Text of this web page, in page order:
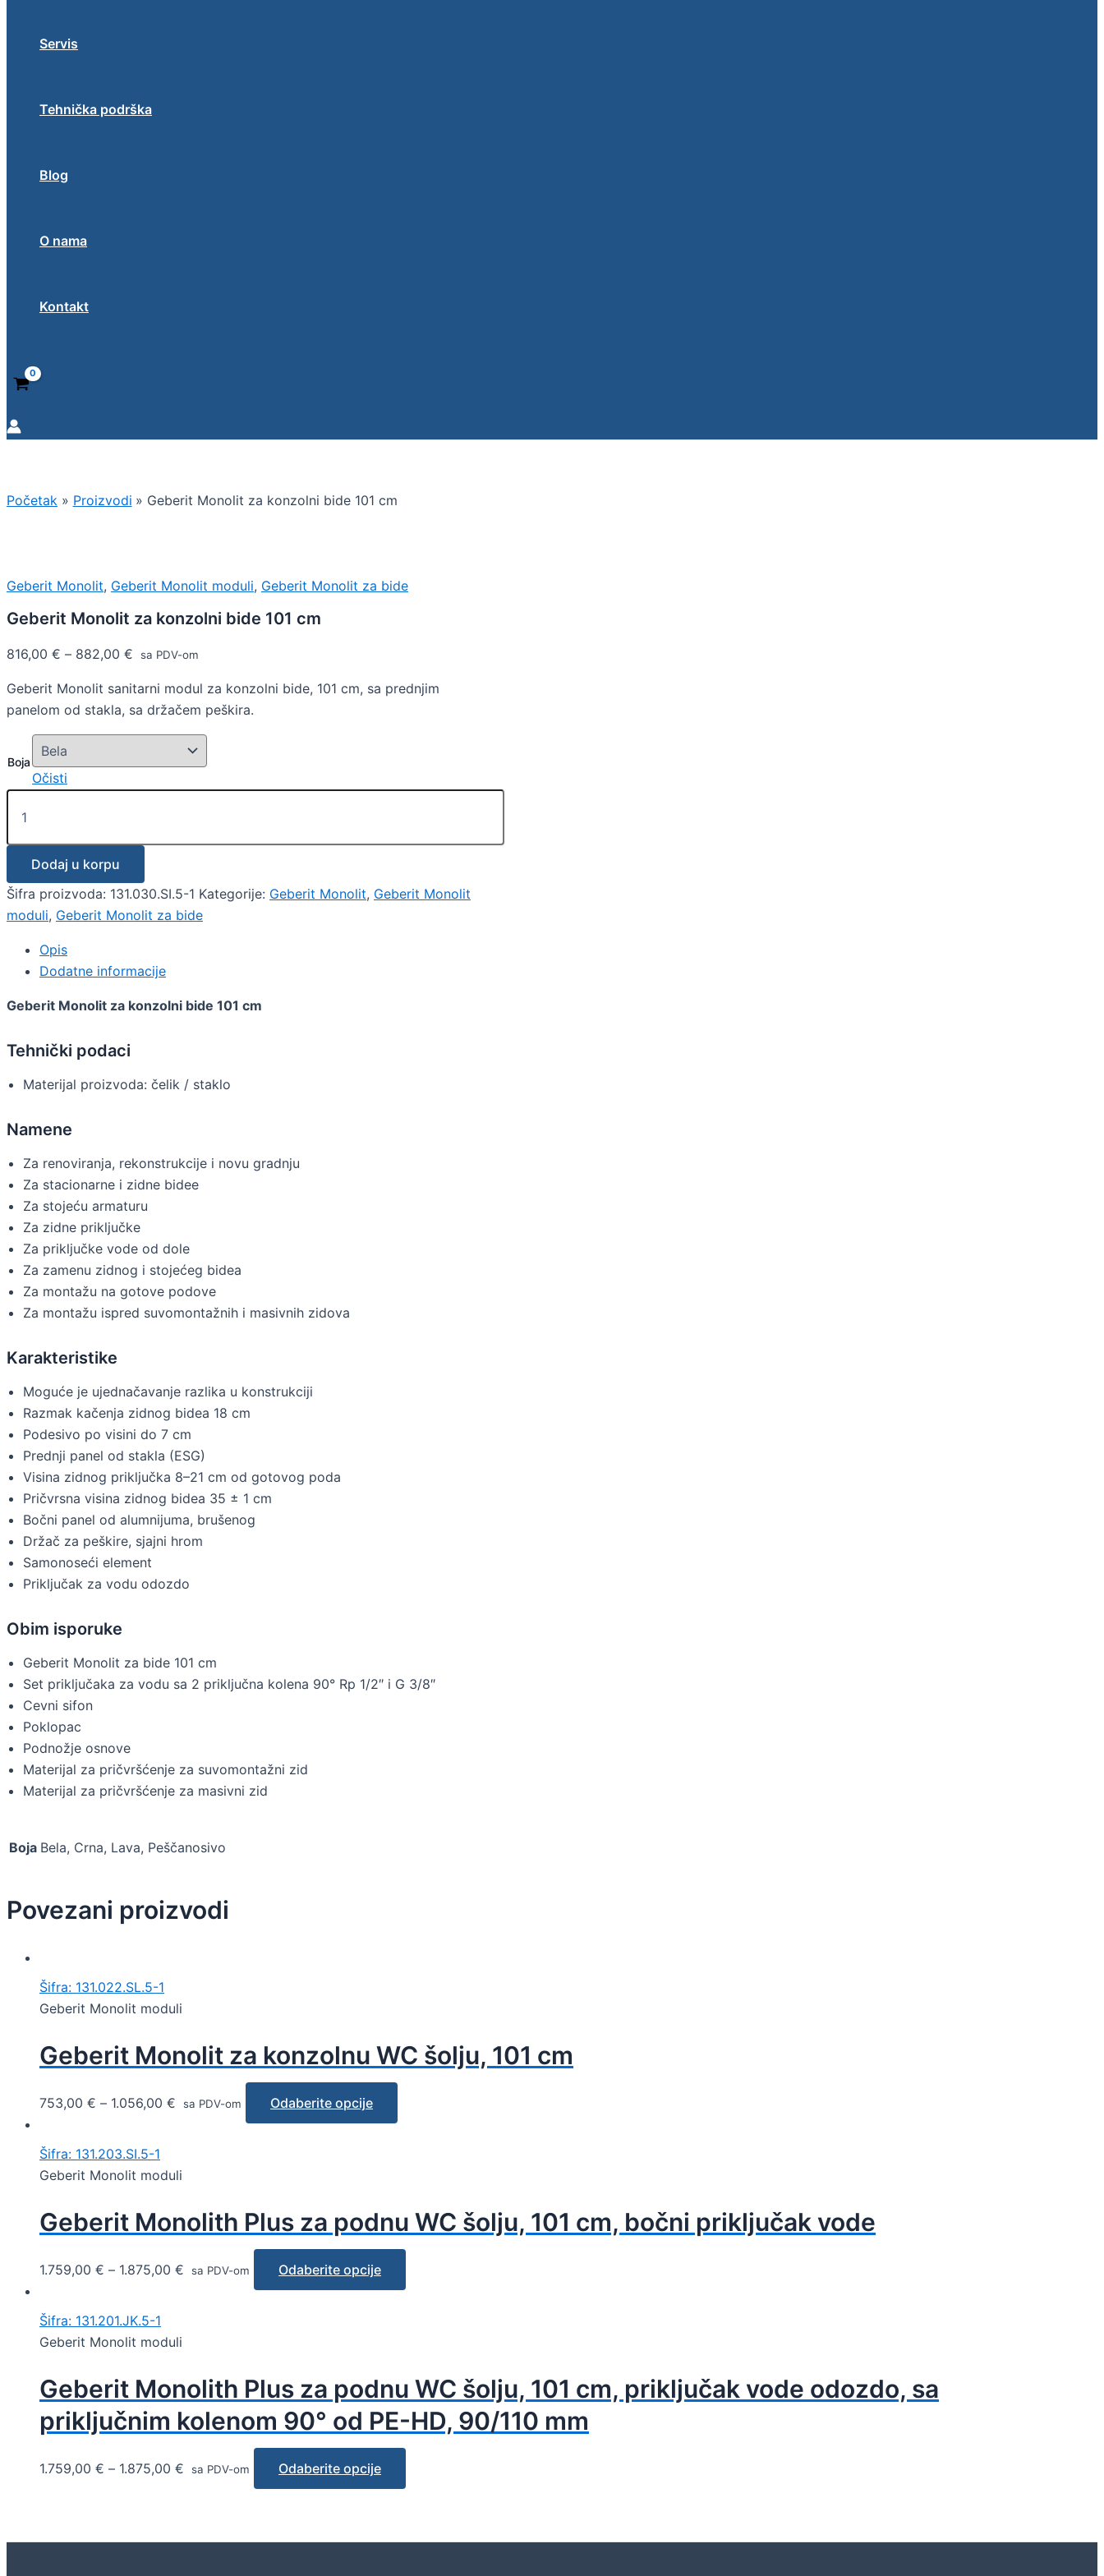
Servis
Tehnička podrška
Blog
O nama
Kontakt
Početak Proizvodi Geberit Monolit za konzolni bide 101 cm
Geberit Monolit, Geberit Monolit moduli, Geberit Monolit za bide
Geberit Monolit za konzolni bide 101 cm
816,00 € – 882,00 € sa PDV-om
Geberit Monolit sanitarni modul za konzolni bide, 101 cm, sa prednjim
panelom od stakla, sa držačem peškira.
Boja
Očisti
Dodaj u korpu
Šifra proizvoda: 131.030.SI.5-1 Kategorije: Geberit Monolit, Geberit Monolit
moduli, Geberit Monolit za bide
Opis
Dodatne informacije
Geberit Monolit za konzolni bide 101 cm
Tehnički podaci
Materijal proizvoda: čelik / staklo
Namene
Za renoviranja, rekonstrukcije i novu gradnju
Za stacionarne i zidne bidee
Za stojeću armaturu
Za zidne priključke
Za priključke vode od dole
Za zamenu zidnog i stojećeg bidea
Za montažu na gotove podove
Za montažu ispred suvomontažnih i masivnih zidova
Karakteristike
Moguće je ujednačavanje razlika u konstrukciji
Razmak kačenja zidnog bidea 18 cm
Podesivo po visini do 7 cm
Prednji panel od stakla (ESG)
Visina zidnog priključka 8–21 cm od gotovog poda
Pričvrsna visina zidnog bidea 35 ± 1 cm
Bočni panel od alumnijuma, brušenog
Držač za peškire, sjajni hrom
Samonoseći element
Priključak za vodu odozdo
Obim isporuke
Geberit Monolit za bide 101 cm
Set priključaka za vodu sa 2 priključna kolena 90° Rp 1/2″ i G 3/8″
Cevni sifon
Poklopac
Podnožje osnove
Materijal za pričvršćenje za suvomontažni zid
Materijal za pričvršćenje za masivni zid
Boja Bela, Crna, Lava, Peščanosivo
Povezani proizvodi
Šifra: 131.022.SL.5-1
Geberit Monolit moduli
Geberit Monolit za konzolnu WC šolju, 101 cm
753,00 € – 1.056,00 € sa PDV-om Odaberite opcije
Šifra: 131.203.SI.5-1
Geberit Monolit moduli
Geberit Monolith Plus za podnu WC šolju, 101 cm, bočni priključak vode
1.759,00 € – 1.875,00 € sa PDV-om Odaberite opcije
Šifra: 131.201.JK.5-1
Geberit Monolit moduli
Geberit Monolith Plus za podnu WC šolju, 101 cm, priključak vode odozdo, sa
priključnim kolenom 90° od PE-HD, 90/110 mm
1.759,00 € – 1.875,00 € sa PDV-om Odaberite opcije